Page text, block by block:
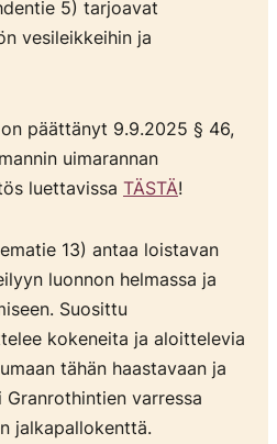
5) tarjoavat
vesileikkeihin ja
päättänyt 9.9.2025 § 46,
uimarannan
luettavissa TÄSTÄ!
13) antaa loistavan
luonnon helmassa ja
Suosittu
kokeneita ja aloittelevia
tähän haastavaan ja
Granrothintien varressa
jalkapallokenttä.